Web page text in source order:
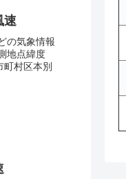
速
の気象情報
地点緯度
村区本別